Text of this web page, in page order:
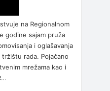
na Regionalnom
godine sajam pruža
i oglašavanja
rada. Pojačano
mrežama kao i
…